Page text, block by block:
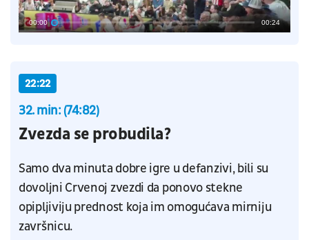
00:00 00:24
22:22
32. min: (74:82)
Zvezda se probudila?
Samo dva minuta dobre igre u defanzivi, bili su
dovoljni Crvenoj zvezdi da ponovo stekne
opipljiviju prednost koja im omogućava mirniju
završnicu.